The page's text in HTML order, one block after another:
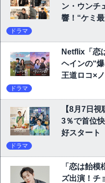
ン・ウンチ
響！“ケミ
ドラマ
Netflix「恋
ヘインの“
王道ロコ×
ドラマ
【8月7日
3％で首位
好スタート
ドラマ
「恋は飴
ズ出演！チ